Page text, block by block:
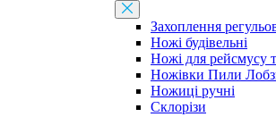
Захоплення
Ножі будівельні
Ножі для рейсмусу
Ножівки Пили
Ножиці ручні
Склорізи